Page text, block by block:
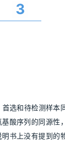
3
酸序列的同源性
书上没有提到的